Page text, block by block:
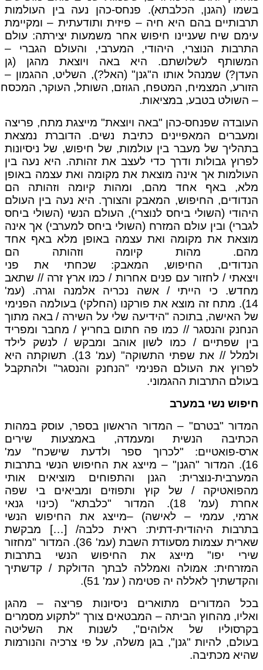
בשמו (הגנן, הכלבתא). פנחס-כהן נעה בין העולמות
תרבותיים בהם היא חיה – פיזית ותודעתית – ומקיימת
עימם שיח שעניינו חיפוש אחר משמעות יצירתה: עולם
התרבות הנוצרי, היהודי, המערבי, והעולם הגברי –
המשותף לשלושתם. היא באה ויוצאת מהגן (גן
העדן?) שמנהל אותו ה"גנן" (האל?), השליט, ההגמון –
הזורע, המצמיח, המטפח, הגוזם, השותל, העוקר, המכסח
– השולט בטבע, במציאות.
העובדה שפנחס-כהן "באה ויוצאת" מייצגת מתח, פריצה
ומעברים המאפיינים כתיבת נשים. הדוברת נמצאת
בתהליך של מעבר בין עולמות, של חיפוש, של ניסיונות
לפרוץ גבולות ודרך כדי לעצב את זהותה. היא נעה בין
העולמות אך אינה מוצאת את מקומה ואת עצמה באופן
מלא, באף אחד מהם, ומהות קיומה וזהותה הם
הנדודים, החיפוש, המאבק והצורך. היא נעה בין העולם
היהודי (השולי ביחס לנוצרי), העולם הנשי (השולי ביחס
לגברי) ובין עולם המזרח (השולי ביחס למערבי) אך אינה
מוצאת את מקומה ואת עצמה באופן מלא באף אחד
מהם. מהות קיומה וזהותה הם
הנדודים, החיפוש, המאבק: שכחתי את פני
ויצאתי / לחזור עם פנים אחרות / כמו ארץ זרה // שתאב
מחדש. כי הייתי / אשה נכריה אלמנה וגרה. (עמ'
14). מתח זה מוצא את פורקנו (החלקי) בעולמה הפנימי
של האישה, בתוכה "הידיעה שלי על השירה / באה מתוך
הנחנק והנסגר // כמו פה חתום בחריץ / מחבר ומפריד
בין שפתיים / כמו לשון אוהב ומבקש / לנשק לילד
ולמלל // את שפתי התשוקה" (עמ' 13). תשוקתה היא
לפרוץ את העולם הפנימי "הנחנק והנסגר" ולהתקבל
בעולם התרבות ההגמוני.
חיפוש נשי במערב
המדור "בטרם" – המדור הראשון בספר, עוסק במהות
הכתיבה הנשית ומעמדה, באמצעות שירים
ארס-פואטיים: "לכרוך ספר ולדעת שישכח" עמ'
16). המדור "הגנן" – מייצג את החיפוש הנשי בתרבות
המערבית-נוצרית: הגנן והתפוחים מוציאים אותי
מהפואטיקה / של קוץ ותפוזים ומביאים בי שפה
אחרת (עמ' 18). המדור "כלבתא" (כינוי גנאי
ארמי, עממי – לאישה) –מייצג את החיפוש הנשי
בתרבות היהודית-דתית: ראית כלבה/ […] מבקשת
שארית עצמות מסעודת השבת (עמ' 36). המדור "מחזור
שירי יפו" מייצג את החיפוש הנשי בתרבות
המזרחית: אמולה ואמללה לבתך הדולקת / קדשתיך
והקדשתיך לאללה יה פטימה ( עמ' 51).
בכל המדורים מתוארים ניסיונות פריצה – מהגן
ואליו, מהחוץ הביתה – המבטאים צורך "לתקוע מסמרים
בקרסוליו של אלוהים", לשנות את השליטה
בעולם, להיות "גנן", בגן משלה, על פי צרכיה והנורמות
שהיא מכתיבה.